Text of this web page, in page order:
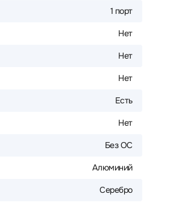
1 порт
Нет
Нет
Нет
Есть
Нет
Без ОС
Алюминий
Серебро